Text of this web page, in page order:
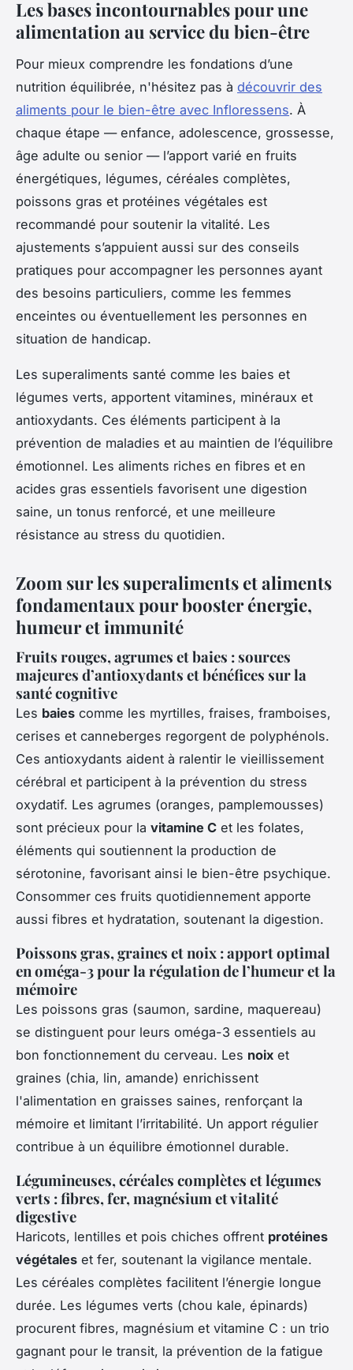
Les bases incontournables pour une
alimentation au service du bien-être
Pour mieux comprendre les fondations d’une
nutrition équilibrée, n'hésitez pas à découvrir des
aliments pour le bien-être avec Infloressens. À
chaque étape — enfance, adolescence, grossesse,
âge adulte ou senior — l’apport varié en fruits
énergétiques, légumes, céréales complètes,
poissons gras et protéines végétales est
recommandé pour soutenir la vitalité. Les
ajustements s’appuient aussi sur des conseils
pratiques pour accompagner les personnes ayant
des besoins particuliers, comme les femmes
enceintes ou éventuellement les personnes en
situation de handicap.
Les superaliments santé comme les baies et
légumes verts, apportent vitamines, minéraux et
antioxydants. Ces éléments participent à la
prévention de maladies et au maintien de l’équilibre
émotionnel. Les aliments riches en fibres et en
acides gras essentiels favorisent une digestion
saine, un tonus renforcé, et une meilleure
résistance au stress du quotidien.
Zoom sur les superaliments et aliments
fondamentaux pour booster énergie,
humeur et immunité
Fruits rouges, agrumes et baies : sources
majeures d’antioxydants et bénéfices sur la
santé cognitive
Les baies comme les myrtilles, fraises, framboises,
cerises et canneberges regorgent de polyphénols.
Ces antioxydants aident à ralentir le vieillissement
cérébral et participent à la prévention du stress
oxydatif. Les agrumes (oranges, pamplemousses)
sont précieux pour la vitamine C et les folates,
éléments qui soutiennent la production de
sérotonine, favorisant ainsi le bien-être psychique.
Consommer ces fruits quotidiennement apporte
aussi fibres et hydratation, soutenant la digestion.
Poissons gras, graines et noix : apport optimal
en oméga-3 pour la régulation de l’humeur et la
mémoire
Les poissons gras (saumon, sardine, maquereau)
se distinguent pour leurs oméga-3 essentiels au
bon fonctionnement du cerveau. Les noix et
graines (chia, lin, amande) enrichissent
l'alimentation en graisses saines, renforçant la
mémoire et limitant l’irritabilité. Un apport régulier
contribue à un équilibre émotionnel durable.
Légumineuses, céréales complètes et légumes
verts : fibres, fer, magnésium et vitalité
digestive
Haricots, lentilles et pois chiches offrent protéines
végétales et fer, soutenant la vigilance mentale.
Les céréales complètes facilitent l’énergie longue
durée. Les légumes verts (chou kale, épinards)
procurent fibres, magnésium et vitamine C : un trio
gagnant pour le transit, la prévention de la fatigue